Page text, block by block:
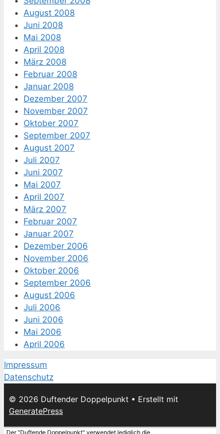
August 2008
Juni 2008
Mai 2008
April 2008
März 2008
Februar 2008
Januar 2008
Dezember 2007
November 2007
Oktober 2007
September 2007
August 2007
Juli 2007
Juni 2007
Mai 2007
April 2007
März 2007
Februar 2007
Januar 2007
Dezember 2006
November 2006
Oktober 2006
September 2006
August 2006
Juli 2006
Juni 2006
Mai 2006
April 2006
Impressum
Datenschutz
© 2026 Duftender Doppelpunkt • Erstellt mit
GeneratePress
Der "Duftende Doppelpunkt" verwendet lediglich die